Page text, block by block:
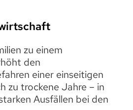
zu einem
den
einer einseitigen
zu trockene Jahre – in
Ausfällen bei den